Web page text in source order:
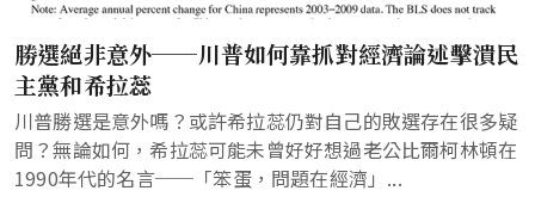
勝選絕非意外──川普如何靠抓對經濟論述擊潰民
主黨和希拉蕊
川普勝選是意外嗎？或許希拉蕊仍對自己的敗選存在很多疑
問？無論如何，希拉蕊可能未曾好好想過老公比爾柯林頓在
1990年代的名言──「笨蛋，問題在經濟」...